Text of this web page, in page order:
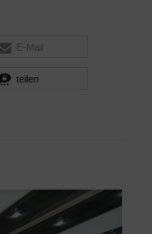
E-Mail
teilen